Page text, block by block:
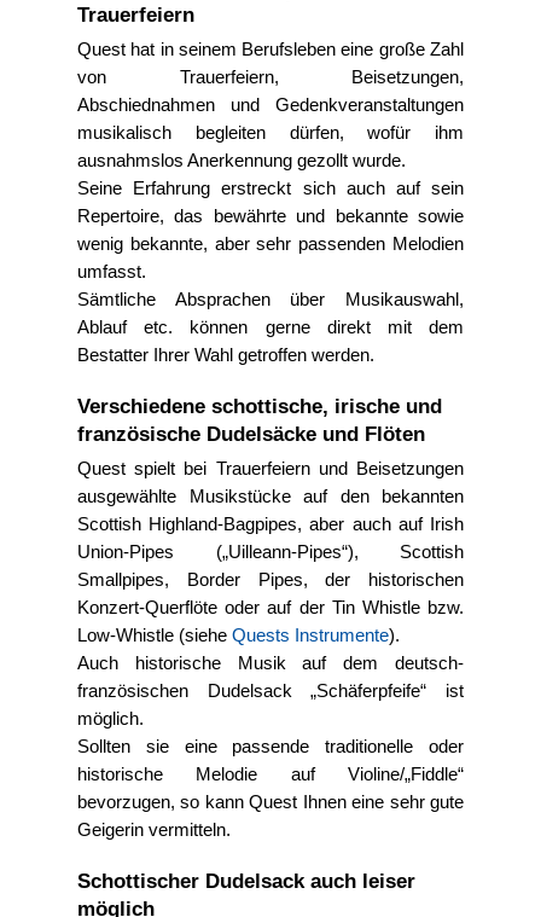
Trauerfeiern
Quest hat in seinem Berufsleben eine große Zahl
von Trauerfeiern, Beisetzungen,
Abschiednahmen und Gedenkveranstaltungen
musikalisch begleiten dürfen, wofür ihm
ausnahmslos Anerkennung gezollt wurde.
Seine Erfahrung erstreckt sich auch auf sein
Repertoire, das bewährte und bekannte sowie
wenig bekannte, aber sehr passenden Melodien
umfasst.
Sämtliche Absprachen über Musikauswahl,
Ablauf etc. können gerne direkt mit dem
Bestatter Ihrer Wahl getroffen werden.
Verschiedene schottische, irische und
französische Dudelsäcke und Flöten
Quest spielt bei Trauerfeiern und Beisetzungen
ausgewählte Musikstücke auf den bekannten
Scottish Highland-Bagpipes, aber auch auf Irish
Union-Pipes ( Uilleann-Pipes ), Scottish
Smallpipes, Border Pipes, der historischen
Konzert-Querflöte oder auf der Tin Whistle bzw.
Low-Whistle (siehe Quests Instrumente).
Auch historische Musik auf dem deutsch-
französischen Dudelsack Schäferpfeife
ist
möglich.
Sollten sie eine passende traditionelle oder
historische Melodie auf Violine/ Fiddle
bevorzugen, so kann Quest Ihnen eine sehr gute
Geigerin vermitteln.
Schottischer Dudelsack auch leiser
möglich